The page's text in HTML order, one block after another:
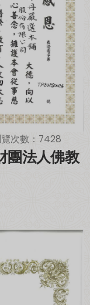
次數：7428
團法人佛教